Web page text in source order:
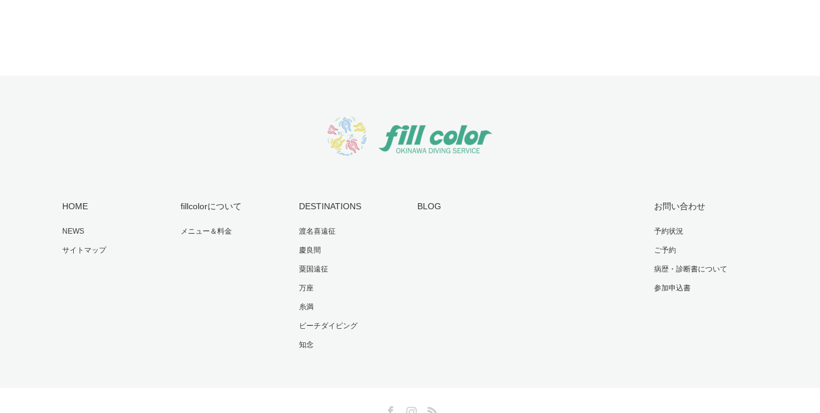
HOME
NEWS
サイトマップ
fillcolorについて
メニュー＆料金
DESTINATIONS
渡名喜遠征
慶良間
粟国遠征
万座
糸満
ビーチダイビング
知念
BLOG お問い合わせ
予約状況
ご予約
病歴・診断書について
参加申込書